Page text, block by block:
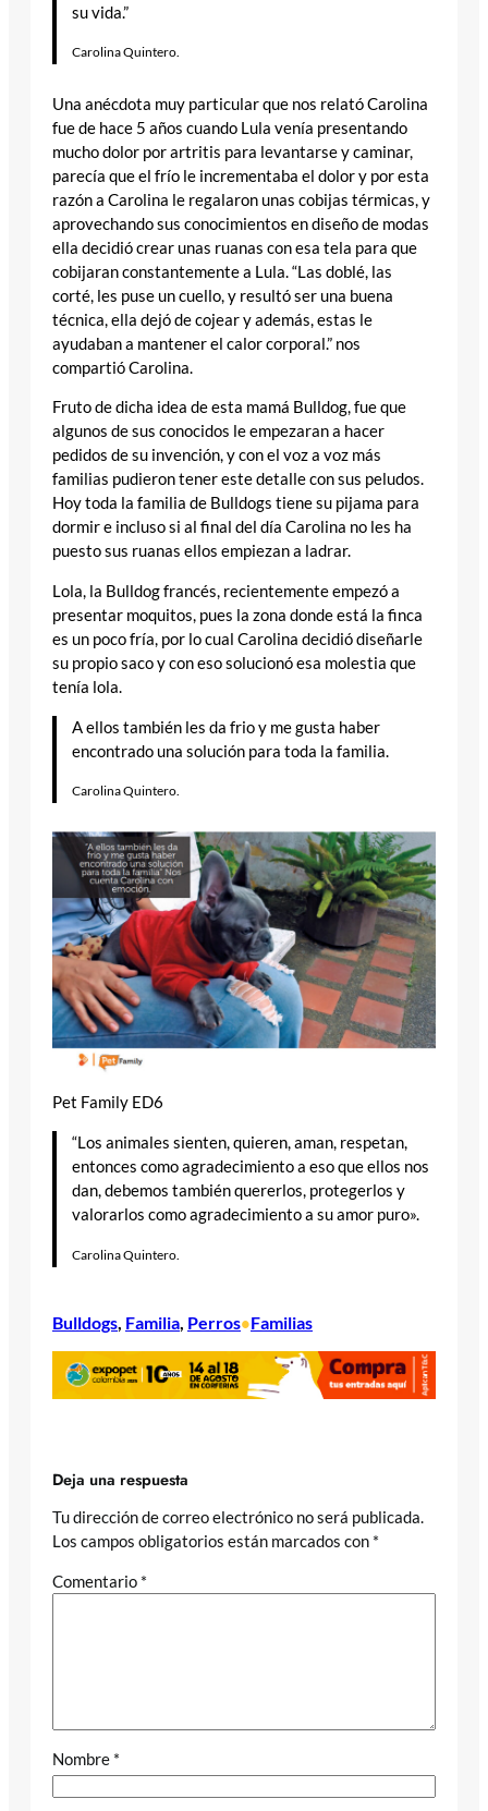
su vida.”
Carolina Quintero.
Una anécdota muy particular que nos relató Carolina
fue de hace 5 años cuando Lula venía presentando
mucho dolor por artritis para levantarse y caminar,
parecía que el frío le incrementaba el dolor y por esta
razón a Carolina le regalaron unas cobijas térmicas, y
aprovechando sus conocimientos en diseño de modas
ella decidió crear unas ruanas con esa tela para que
cobijaran constantemente a Lula. “Las doblé, las
corté, les puse un cuello, y resultó ser una buena
técnica, ella dejó de cojear y además, estas le
ayudaban a mantener el calor corporal.” nos
compartió Carolina.
Fruto de dicha idea de esta mamá Bulldog, fue que
algunos de sus conocidos le empezaran a hacer
pedidos de su invención, y con el voz a voz más
familias pudieron tener este detalle con sus peludos.
Hoy toda la familia de Bulldogs tiene su pijama para
dormir e incluso si al final del día Carolina no les ha
puesto sus ruanas ellos empiezan a ladrar.
Lola, la Bulldog francés, recientemente empezó a
presentar moquitos, pues la zona donde está la finca
es un poco fría, por lo cual Carolina decidió diseñarle
su propio saco y con eso solucionó esa molestia que
tenía lola.
A ellos también les da frio y me gusta haber
encontrado una solución para toda la familia.
Carolina Quintero.
Pet Family ED6
“Los animales sienten, quieren, aman, respetan,
entonces como agradecimiento a eso que ellos nos
dan, debemos también quererlos, protegerlos y
valorarlos como agradecimiento a su amor puro».
Carolina Quintero.
Bulldogs, Familia, Perros•Familias
Deja una respuesta
Tu dirección de correo electrónico no será publicada.
Los campos obligatorios están marcados con *
Comentario *
Nombre *